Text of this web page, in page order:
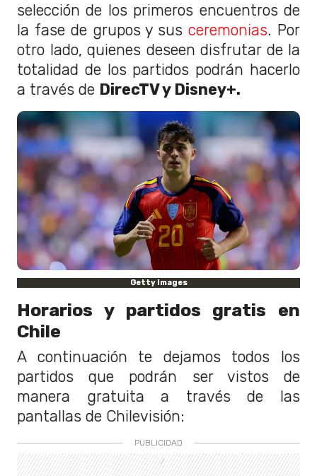
selección de los primeros encuentros de
la fase de grupos y susceremonias. Por
otro lado, quienes deseen disfrutar de la
totalidad de los partidos podrán hacerlo
a través de DirecTV y Disney+.
Getty Images
Horarios y partidos gratis en
Chile
A continuación te dejamos todos los
partidos que podrán ser vistos de
manera gratuita a través de las
pantallas de Chilevisión: